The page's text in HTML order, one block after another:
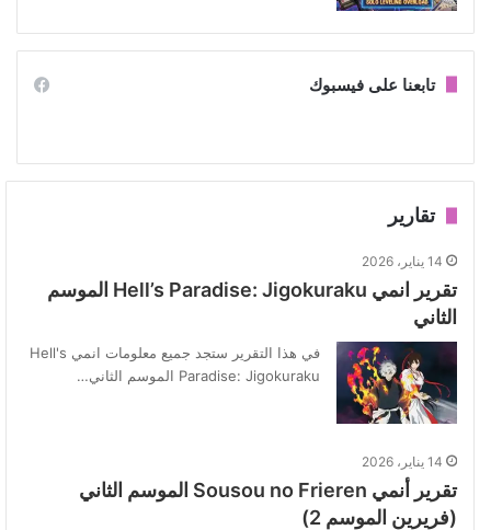
تابعنا على فيسبوك
تقارير
14 يناير، 2026
تقرير انمي Hell’s Paradise: Jigokuraku الموسم
الثاني
في هذا التقرير ستجد جميع معلومات انمي Hell's
Paradise: Jigokuraku الموسم الثاني…
14 يناير، 2026
تقرير أنمي Sousou no Frieren الموسم الثاني
(فريرين الموسم 2)